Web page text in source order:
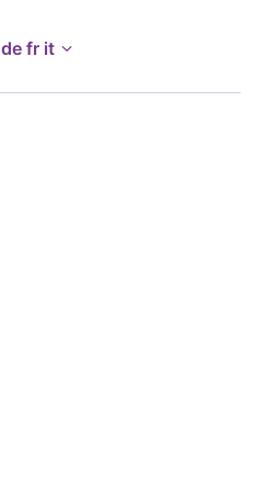
de fr it